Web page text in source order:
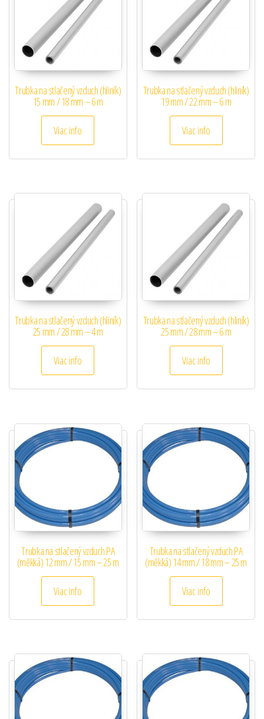
Trubka na stlačený vzduch (hliník)
15 mm / 18 mm – 6 m
Viac info
Trubka na stlačený vzduch (hliník)
19 mm / 22 mm – 6 m
Viac info
Trubka na stlačený vzduch (hliník)
25 mm / 28 mm – 4 m
Viac info
Trubka na stlačený vzduch (hliník)
25 mm / 28 mm – 6 m
Viac info
Trubka na stlačený vzduch PA
(měkká) 12 mm / 15 mm – 25 m
Viac info
Trubka na stlačený vzduch PA
(měkká) 14 mm / 18 mm – 25 m
Viac info